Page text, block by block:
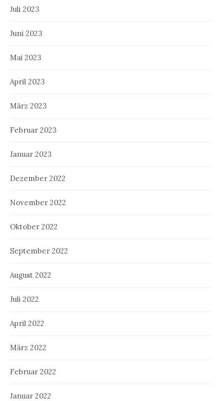
Juli 2023
Juni 2023
Mai 2023
April 2023
März 2023
Februar 2023
Januar 2023
Dezember 2022
November 2022
Oktober 2022
September 2022
August 2022
Juli 2022
April 2022
März 2022
Februar 2022
Januar 2022